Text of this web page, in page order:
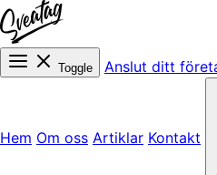
Toggle Anslut ditt
Hem Om oss Artiklar Kontakt